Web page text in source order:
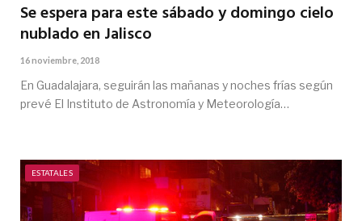
Se espera para este sábado y domingo cielo
nublado en Jalisco
16 noviembre, 2018
En Guadalajara, seguirán las mañanas y noches frías según
prevé El Instituto de Astronomía y Meteorología…
ESTATALES